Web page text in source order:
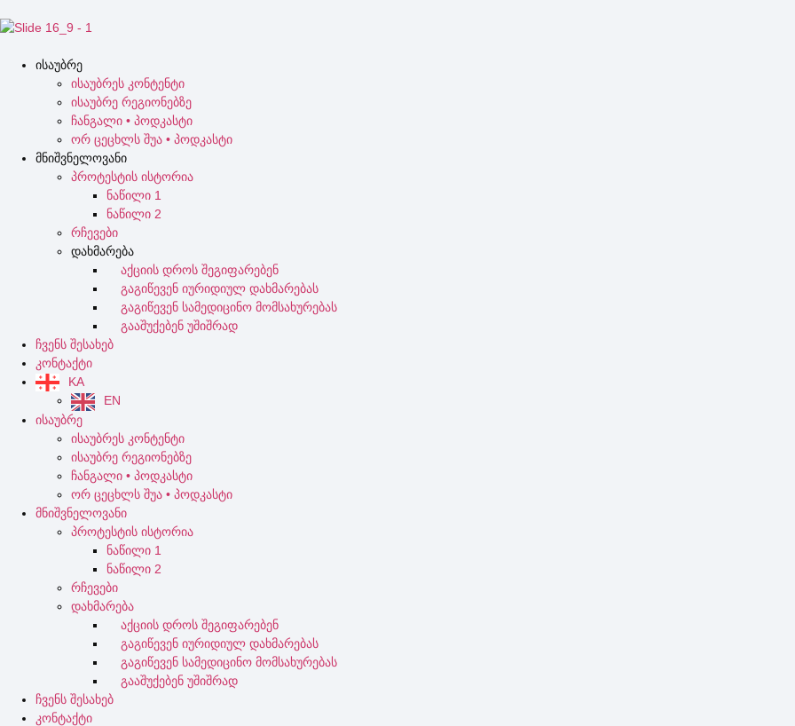
ისაუბრე
ისაუბრეს კონტენტი
ისაუბრე რეგიონებზე
ჩანგალი • პოდკასტი
ორ ცეცხლს შუა • პოდკასტი
მნიშვნელოვანი
პროტესტის ისტორია
ნაწილი 1
ნაწილი 2
რჩევები
დახმარება
აქციის დროს შეგიფარებენ
გაგიწევენ იურიდიულ დახმარებას
გაგიწევენ სამედიცინო მომსახურებას
გააშუქებენ უშიშრად
ჩვენს შესახებ
კონტაქტი
KA
EN
ისაუბრე
ისაუბრეს კონტენტი
ისაუბრე რეგიონებზე
ჩანგალი • პოდკასტი
ორ ცეცხლს შუა • პოდკასტი
მნიშვნელოვანი
პროტესტის ისტორია
ნაწილი 1
ნაწილი 2
რჩევები
დახმარება
აქციის დროს შეგიფარებენ
გაგიწევენ იურიდიულ დახმარებას
გაგიწევენ სამედიცინო მომსახურებას
გააშუქებენ უშიშრად
ჩვენს შესახებ
კონტაქტი